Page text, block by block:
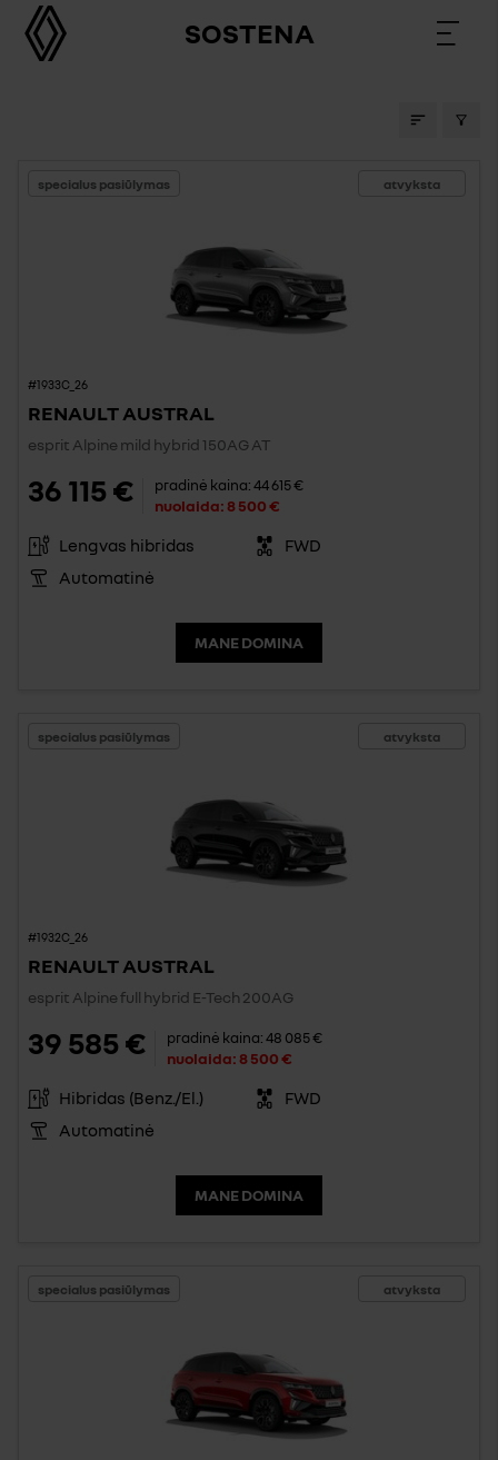
SOSTENA
AUTOMOBILIAI SALONE
atvyksta
specialus pasiūlymas
#1933C_26
RENAULT AUSTRAL
esprit Alpine mild hybrid 150AG AT
36 115 € pradinė kaina:44 615 €
nuolaida:8 500 €
Lengvas hibridas
FWD
Automatinė
MANE DOMINA
atvyksta
specialus pasiūlymas
#1932C_26
RENAULT AUSTRAL
esprit Alpine full hybrid E-Tech 200AG
39 585 € pradinė kaina:48 085 €
nuolaida:8 500 €
Hibridas (Benz./El.)
FWD
Automatinė
MANE DOMINA
atvyksta
specialus pasiūlymas